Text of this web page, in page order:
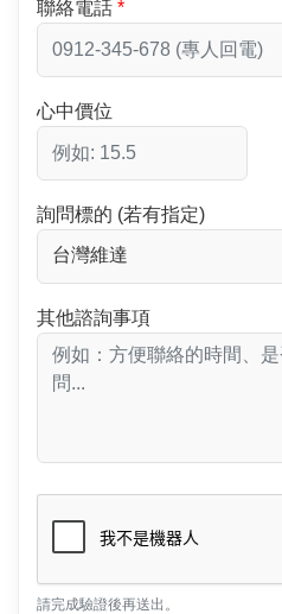
聯絡電話
心中價位
詢問標的 (若有指定)
其他諮詢事項
請完成驗證後再送出。